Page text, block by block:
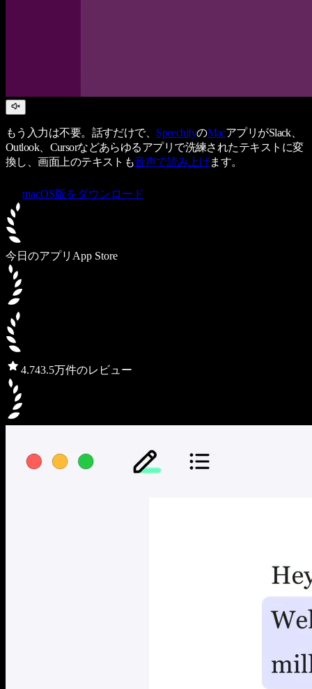
もう入力は不要。話すだけで、 SpeechifyのMacアプリがSlack、
Outlook、Cursorなどあらゆるアプリで洗練されたテキストに変
換し、画面上のテキストも音声で読み上げます。
macOS版をダウンロード
今日のアプリ App Store
4.743.5万件のレビュー